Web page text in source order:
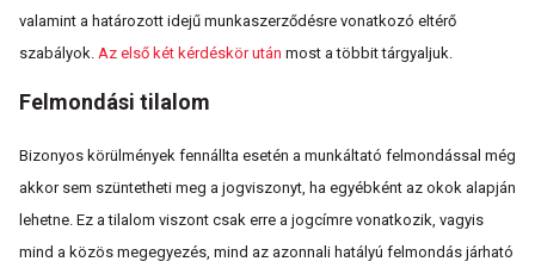
valamint a határozott idejű munkaszerződésre vonatkozó eltérő
szabályok. Az első két kérdéskör után most a többit tárgyaljuk.
Felmondási tilalom
Bizonyos körülmények fennállta esetén a munkáltató felmondással még
akkor sem szüntetheti meg a jogviszonyt, ha egyébként az okok alapján
lehetne. Ez a tilalom viszont csak erre a jogcímre vonatkozik, vagyis
mind a közös megegyezés, mind az azonnali hatályú felmondás járható